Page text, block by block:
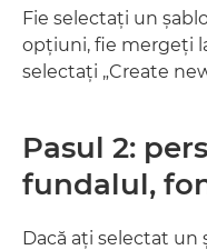
Fie selectaţi un
opţiuni, fie mergeţi
selectaţi „Create
Pasul 2:
fundalul,
Dacă aţi selectat un